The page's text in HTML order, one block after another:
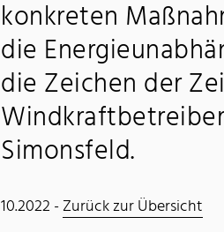
konkreten
die
die Zeichen der
Simonsfeld.
10.2022 -Zurück zur Übersicht